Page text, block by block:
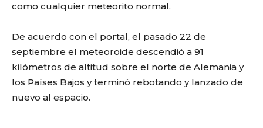
como cualquier meteorito normal.
De acuerdo con el portal, el pasado 22 de
septiembre el meteoroide descendió a 91
kilómetros de altitud sobre el norte de Alemania y
los Países Bajos y terminó rebotando y lanzado de
nuevo al espacio.